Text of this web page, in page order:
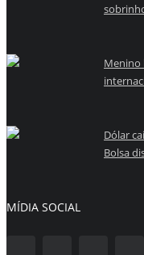
Menino
Dólar
Bolsa
MÍDIA SOCIAL